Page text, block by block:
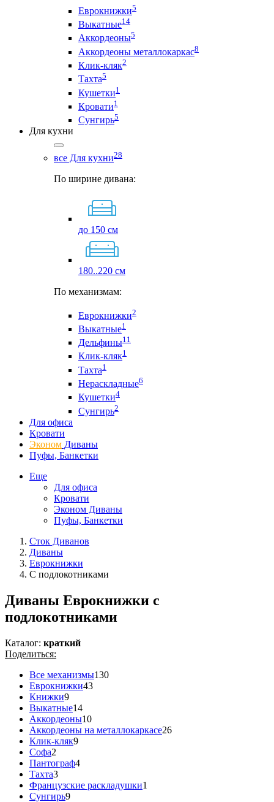
Еврокнижки5
Выкатные14
Аккордеоны5
Аккордеоны металлокаркас8
Клик-кляк2
Тахта5
Кушетки1
Кровати1
Сунгирь5
Для кухни
все Для кухни28
По ширине дивана:
до 150 см
180..220 см
По механизмам:
Еврокнижки2
Выкатные1
Дельфины11
Клик-кляк1
Тахта1
Нераскладные6
Кушетки4
Сунгирь2
Для офиса
Кровати
Эконом Диваны
Пуфы, Банкетки
Еще
Для офиса
Кровати
Эконом Диваны
Пуфы, Банкетки
Сток Диванов
Диваны
Еврокнижки
С подлокотниками
Диваны Еврокнижки с
подлокотниками
Каталог: краткий
Поделиться:
Все механизмы130
Еврокнижки43
Книжки9
Выкатные14
Аккордеоны10
Аккордеоны на металлокаркасе26
Клик-кляк9
Софа2
Пантограф4
Тахта3
Французские раскладушки1
Сунгирь9